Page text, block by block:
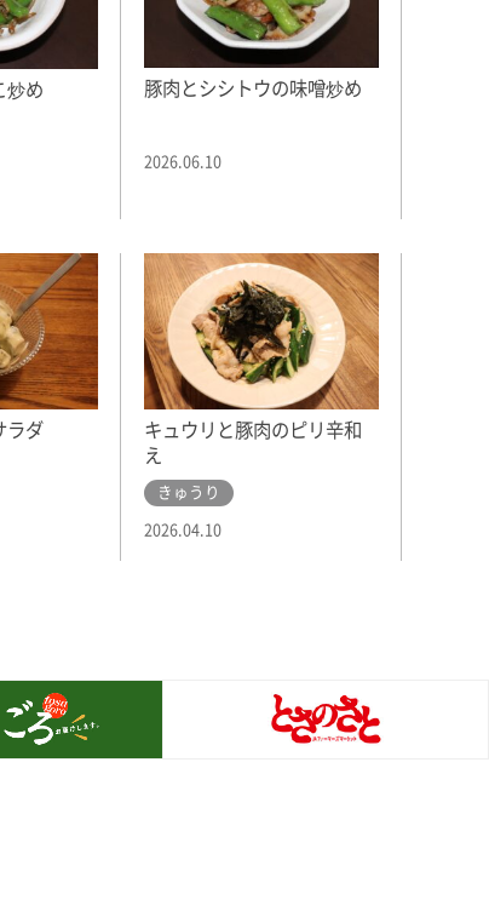
炒め 豚肉とシシトウの味噌炒め
2026.06.10
ラダ
キュウリと豚肉のピリ辛和
え
きゅうり
2026.04.10